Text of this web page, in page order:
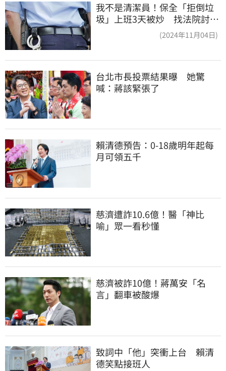
我不是清潔員！保全「拒倒垃
圾」上班3天被炒 找法院討公
(2024年11月04日)
台北市長投票結果曝　她驚
喊：蔣該緊張了
賴清德預告：0-18歲明年起每
月可領五千
慈濟遭詐10.6億！醫「神比
喻」眾一看秒懂
慈濟被詐10億！蔣萬安「名
言」翻車被酸爆
致詞中「他」突衝上台　賴清
德笑點接班人